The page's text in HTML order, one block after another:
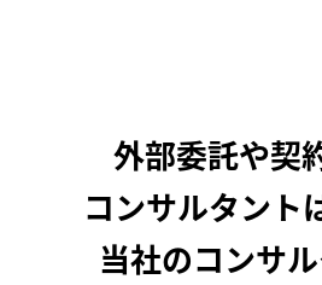
外部委託や契
コンサルタント
当社のコンサル